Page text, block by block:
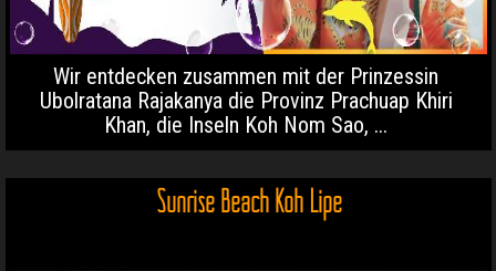
Wir entdecken zusammen mit der Prinzessin
Ubolratana Rajakanya die Provinz Prachuap Khiri
Khan, die Inseln Koh Nom Sao, ...
Sunrise Beach Koh Lipe